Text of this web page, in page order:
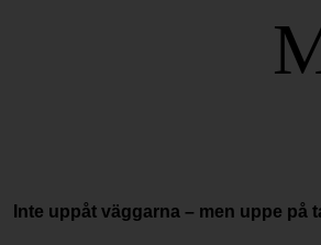
Inte uppåt väggarna – men uppe